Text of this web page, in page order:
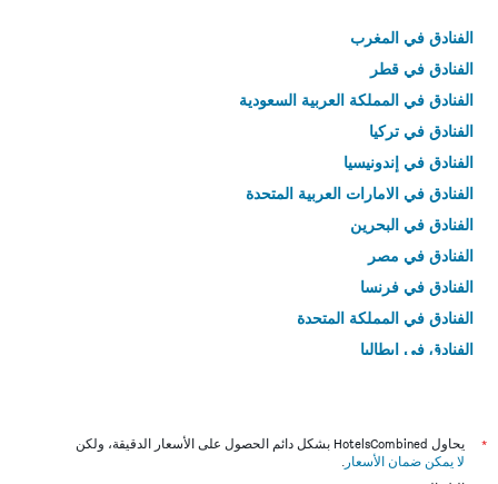
الفنادق في المغرب
الفنادق في قطر
الفنادق في المملكة العربية السعودية
الفنادق في تركيا
الفنادق في إندونيسيا
الفنادق في الامارات العربية المتحدة
الفنادق في البحرين
الفنادق في مصر
الفنادق في فرنسا
الفنادق في المملكة المتحدة
الفنادق في إيطاليا
*
يحاول HotelsCombined بشكل دائم الحصول على الأسعار الدقيقة، ولكن
لا يمكن ضمان الأسعار .